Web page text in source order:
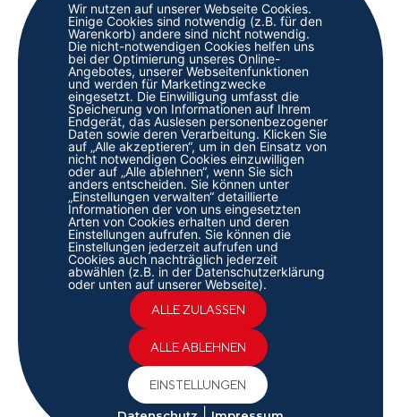
Wir nutzen auf unserer Webseite Cookies.
Einige Cookies sind notwendig (z.B. für den
Warenkorb) andere sind nicht notwendig.
Die nicht-notwendigen Cookies helfen uns
bei der Optimierung unseres Online-
Angebotes, unserer Webseitenfunktionen
und werden für Marketingzwecke
eingesetzt. Die Einwilligung umfasst die
Speicherung von Informationen auf Ihrem
Endgerät, das Auslesen personenbezogener
Daten sowie deren Verarbeitung. Klicken Sie
auf „Alle akzeptieren“, um in den Einsatz von
nicht notwendigen Cookies einzuwilligen
oder auf „Alle ablehnen“, wenn Sie sich
anders entscheiden. Sie können unter
„Einstellungen verwalten“ detaillierte
Informationen der von uns eingesetzten
Arten von Cookies erhalten und deren
Einstellungen aufrufen. Sie können die
Einstellungen jederzeit aufrufen und
Cookies auch nachträglich jederzeit
abwählen (z.B. in der Datenschutzerklärung
oder unten auf unserer Webseite).
ALLE ZULASSEN
ALLE ABLEHNEN
EINSTELLUNGEN